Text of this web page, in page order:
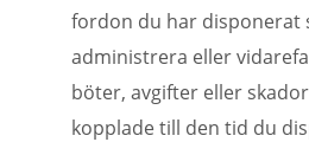
fordon du har disponerat
administrera eller
böter, avgifter eller
kopplade till den tid du